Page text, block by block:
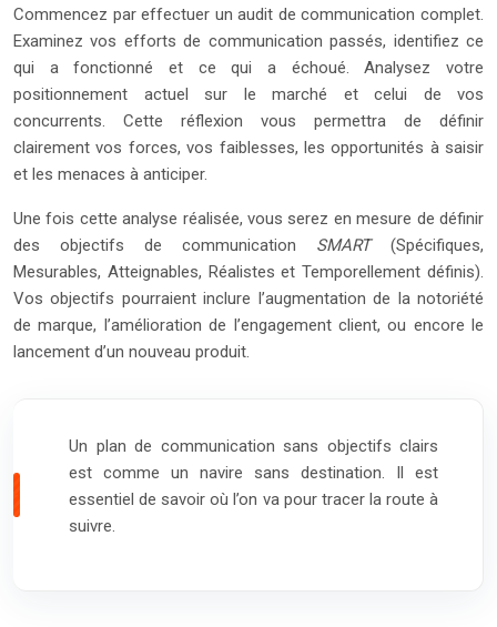
Commencez par effectuer un audit de communication complet.
Examinez vos efforts de communication passés, identifiez ce
qui a fonctionné et ce qui a échoué. Analysez votre
positionnement actuel sur le marché et celui de vos
concurrents. Cette réflexion vous permettra de définir
clairement vos forces, vos faiblesses, les opportunités à saisir
et les menaces à anticiper.
Une fois cette analyse réalisée, vous serez en mesure de définir
des objectifs de communication SMART (Spécifiques,
Mesurables, Atteignables, Réalistes et Temporellement définis).
Vos objectifs pourraient inclure l’augmentation de la notoriété
de marque, l’amélioration de l’engagement client, ou encore le
lancement d’un nouveau produit.
Un plan de communication sans objectifs clairs
est comme un navire sans destination. Il est
essentiel de savoir où l’on va pour tracer la route à
suivre.